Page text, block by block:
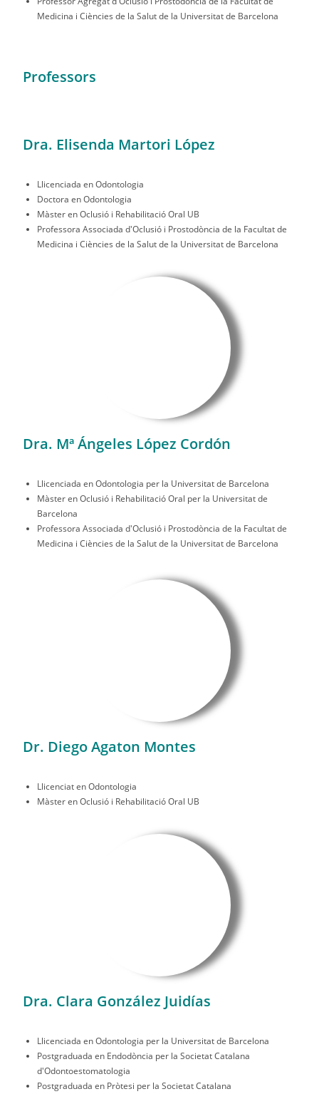
Medicina i Ciències de la Salut de la Universitat de Barcelona
Professors
Dra. Elisenda Martori López
Llicenciada en Odontologia
Doctora en Odontologia
Màster en Oclusió i Rehabilitació Oral UB
Professora Associada d'Oclusió i Prostodòncia de la Facultat de
Medicina i Ciències de la Salut de la Universitat de Barcelona
Dra. Mª Ángeles López Cordón
Llicenciada en Odontologia per la Universitat de Barcelona
Màster en Oclusió i Rehabilitació Oral per la Universitat de
Barcelona
Professora Associada d'Oclusió i Prostodòncia de la Facultat de
Medicina i Ciències de la Salut de la Universitat de Barcelona
Dr. Diego Agaton Montes
Llicenciat en Odontologia
Màster en Oclusió i Rehabilitació Oral UB
Dra. Clara González Juidías
Llicenciada en Odontologia per la Universitat de Barcelona
Postgraduada en Endodòncia per la Societat Catalana
d'Odontoestomatologia
Postgraduada en Pròtesi per la Societat Catalana